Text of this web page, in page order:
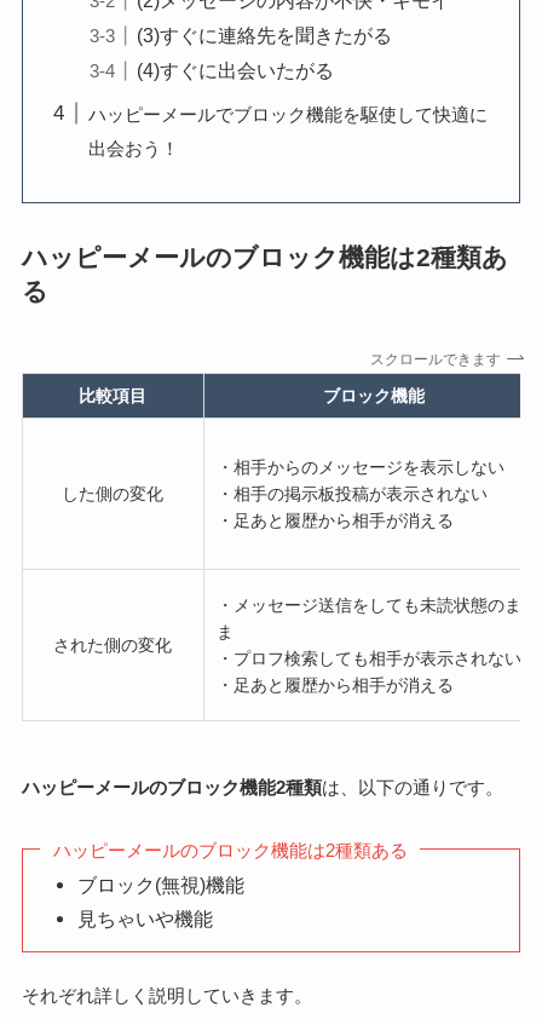
(3)すぐに連絡先を聞きたがる
(4)すぐに出会いたがる
ハッピーメールでブロック機能を駆使して快適に
出会おう！
ハッピーメールのブロック機能は2種類あ
る
スクロールできます
比較項目 ブロック機能
した側の変化
・相手からのメッセージを表示しない
・相手の掲示板投稿が表示されない
・足あと履歴から相手が消える
された側の変化
・メッセージ送信をしても未読状態のま
ま
・プロフ検索しても相手が表示されない
・足あと履歴から相手が消える
ハッピーメールのブロック機能2種類は、以下の通りです。
ハッピーメールのブロック機能は2種類ある
ブロック(無視)機能
見ちゃいや機能
それぞれ詳しく説明していきます。